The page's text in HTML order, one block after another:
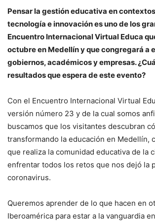
Pensar la gestión educativa en
tecnología e innovación es uno de los
Encuentro Internacional Virtual Educa
octubre en Medellín y que congregará a
gobiernos, académicos y empresas.
resultados que espera de este evento?
Con el Encuentro Internacional Virtual
versión número 23 y de la cual somos
buscamos que los visitantes descubran
transformando la educación en Medellín,
que realiza la comunidad educativa de la
enfrentar todos los retos que nos dejó la
coronavirus.
Queremos aprender de lo que hacen en
Iberoamérica para estar a la vanguardia